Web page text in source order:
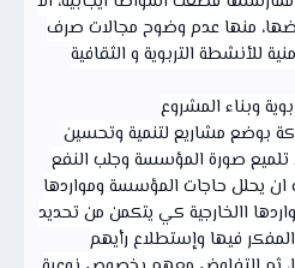
منها عدم وضوح مجالات صرف
للأنشطة التربوية و الثقافية
وبناء المشروع
بوضع مشاريع لتنمية وتحسين
تلميع صورة المؤسسة وجلب النفع
ان يحلل حاجات المؤسسة ومواردها
االخارجية كي يتكمن من تحديد
فيها وإستطلاع رأيهم